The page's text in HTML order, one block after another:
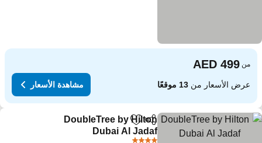
من
عرض الأسعار من13 موقعًا مشاهدة الأسعار
مشاركةAdd to favorites
DoubleTree by Hilton
Dubai Al Jadaf